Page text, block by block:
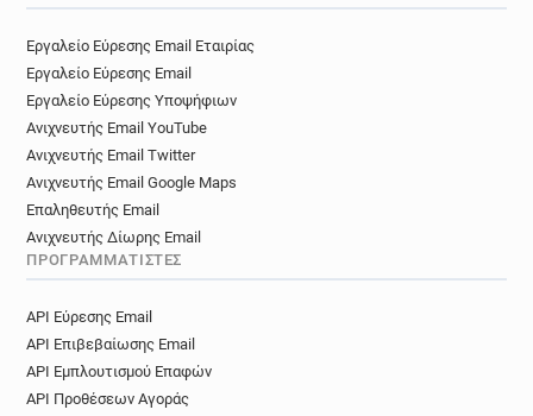
Εργαλείο Εύρεσης Email Εταιρίας
Εργαλείο Εύρεσης Email
Εργαλείο Εύρεσης Υποψήφιων
Ανιχνευτής Email YouTube
Ανιχνευτής Email Twitter
Ανιχνευτής Email Google Maps
Επαληθευτής Email
Ανιχνευτής Δίωρης Email
ΠΡΟΓΡΑΜΜΑΤΙΣΤΈΣ
API Εύρεσης Email
API Επιβεβαίωσης Email
API Εμπλουτισμού Επαφών
API Προθέσεων Αγοράς